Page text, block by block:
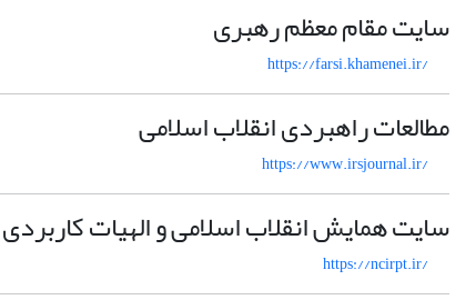
سایت مقام معظم رهبری
https://farsi.khamenei.ir/
مطالعات راهبردی انقلاب اسلامی
https://www.irsjournal.ir/
سایت همایش انقلاب اسلامی و الهیات کاربردی
https://ncirpt.ir/